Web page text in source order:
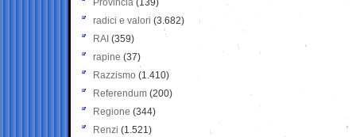
Provincia (139)
radici e valori (3.682)
RAI (359)
rapine (37)
Razzismo (1.410)
Referendum (200)
Regione (344)
Renzi (1.521)